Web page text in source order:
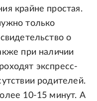
крайне простая.
только
о
при наличии
экспресс-
родителей.
10-15 минут. А